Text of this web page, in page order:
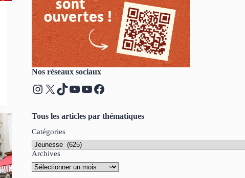
Nos réseaux sociaux
Instagram
X TikTok
YouTube
YouTube
Facebook
Tous les articles par thématiques
Catégories
Archives